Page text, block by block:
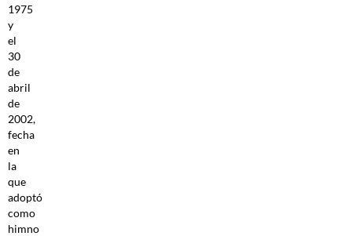
1975
y
el
30
de
abril
de
2002,
fecha
en
la
que
adoptó
como
himno